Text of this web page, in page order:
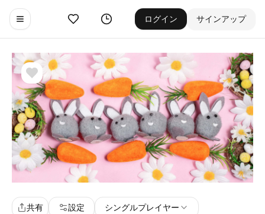
Toggle navigation menu
お気に入りゲーム履歴 ログイン サインアップ
共有 設定
シングルプレイヤー